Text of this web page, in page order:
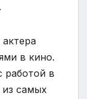
в кино.
работой в
из самых